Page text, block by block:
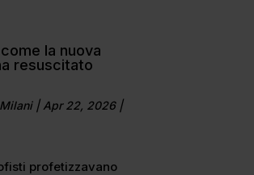
la nuova
resuscitato
| Apr 22, 2026|
profetizzavano